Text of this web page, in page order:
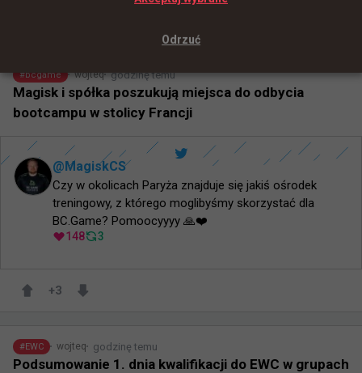
#bcgame wojteq godzinę temu
Magisk i spółka poszukują miejsca do odbycia
bootcampu w stolicy Francji
@MagiskCS
Czy w okolicach Paryża znajduje się jakiś ośrodek
treningowy, z którego moglibyśmy skorzystać dla
BC.Game? Pomoocyyyy 🙏❤️
148 3
+3
#EWC wojteq godzinę temu
Podsumowanie 1. dnia kwalifikacji do EWC w grupach
Odrzuć